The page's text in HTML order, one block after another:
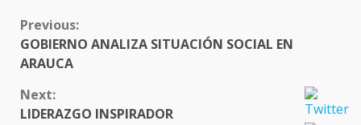
CONTINUE
READING
Previous:
GOBIERNO ANALIZA SITUACIÓN SOCIAL EN
ARAUCA
Next:
LIDERAZGO INSPIRADOR